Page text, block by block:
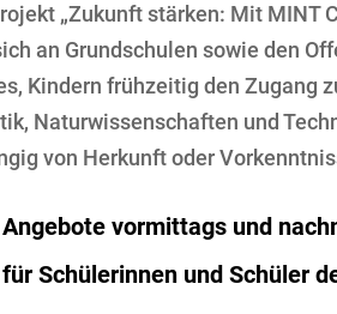
„Zukunft stärken: Mit MINT
an Grundschulen sowie den
Kindern frühzeitig den Zugang
Naturwissenschaften und
von Herkunft oder
Angebote vormittags und
für Schülerinnen und Schüler